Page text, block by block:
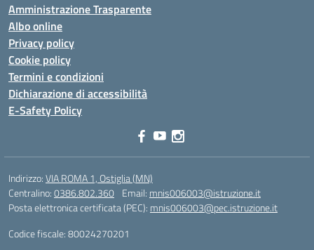
Amministrazione Trasparente
Albo online
Privacy policy
Cookie policy
Termini e condizioni
Dichiarazione di accessibilità
E-Safety Policy
Indirizzo:VIA ROMA 1, Ostiglia (MN)
Centralino:0386.802.360 Email: mnis006003@istruzione.it
Posta elettronica certificata (PEC): mnis006003@pec.istruzione.it
Codice fiscale: 80024270201